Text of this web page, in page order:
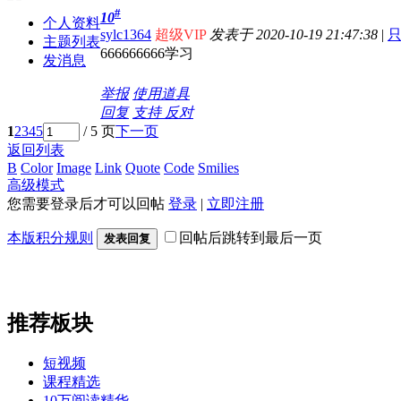
个人资料
主题列表
发消息
10#
sylc1364 超级VIP 发表于 2020-10-19 21:47:38 |
666666666学习
举报 使用道具
回复 支持 反对
12345 / 5 页下一页
返回列表
B Color Image Link Quote Code Smilies
高级模式
您需要登录后才可以回帖 登录 | 立即注册
本版积分规则 发表回复 回帖后跳转到最后一页
推荐板块
短视频
课程精选